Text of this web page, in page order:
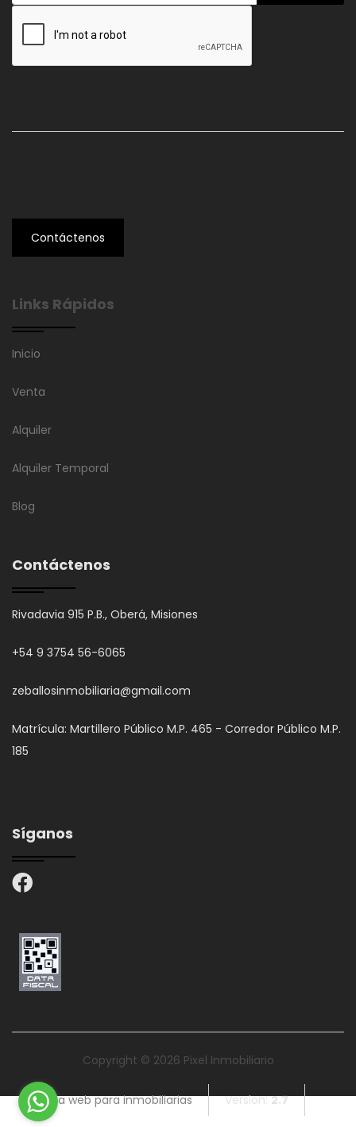
Contáctenos
Links Rápidos
Inicio
Venta
Alquiler
Alquiler Temporal
Blog
Contáctenos
Rivadavia 915 P.B., Oberá, Misiones
+54 9 3754 56-6065
zeballosinmobiliaria@gmail.com
Matrícula: Martillero Público M.P. 465 - Corredor Público M.P.
185
Síganos
Copyright © 2026 Pixel Inmobiliario
Página web para inmobiliarias Version:2.7